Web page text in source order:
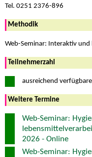
Tel. 0251 2376-896
Methodik
Web-Seminar: Interaktiv
Teilnehmerzahl
ausreichend
Weitere Termine
Web-Seminar:
2026 - Online
Web-Seminar: